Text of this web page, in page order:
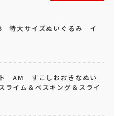
特大サイズぬいぐるみ イ
AM すこしおおきなぬい
イム＆ベスキング＆スライ